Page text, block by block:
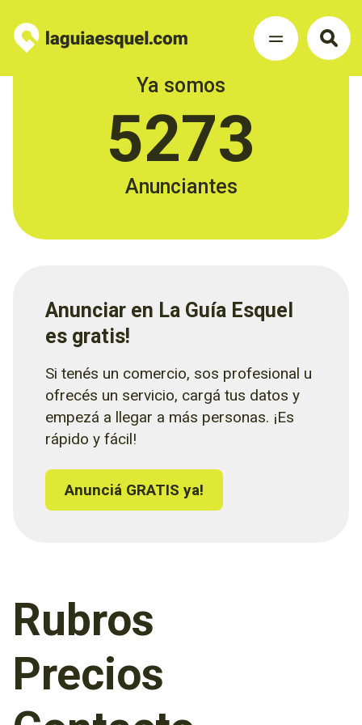
Ya somos
5273
Anunciantes
Anunciar en La Guía Esquel
es gratis!
Si tenés un comercio, sos profesional u
ofrecés un servicio, cargá tus datos y
empezá a llegar a más personas. ¡Es
rápido y fácil!
Anunciá GRATIS ya!
Rubros
Precios